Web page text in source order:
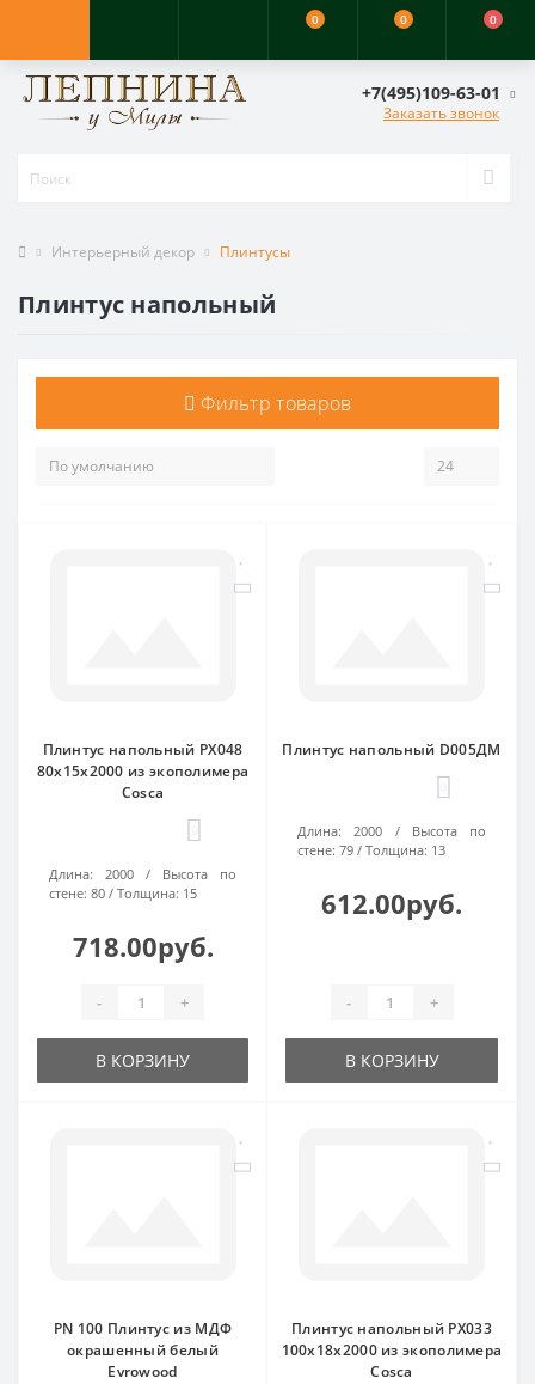
0 0 0
+7(495)109-63-01
Заказать звонок
Интерьерный декор Плинтусы
Плинтус напольный
Фильтр товаров
Плинтус напольный PX048
80х15х2000 из экополимера
Cosca
Длина: 2000
Высота по
стене: 80 Толщина: 15
718.00руб.
- +
В КОРЗИНУ
Плинтус напольный D005ДМ
Длина: 2000
Высота по
стене: 79 Толщина: 13
612.00руб.
- +
В КОРЗИНУ
PN 100 Плинтус из МДФ
окрашенный белый
Evrowood
Плинтус напольный PX033
100х18х2000 из экополимера
Cosca